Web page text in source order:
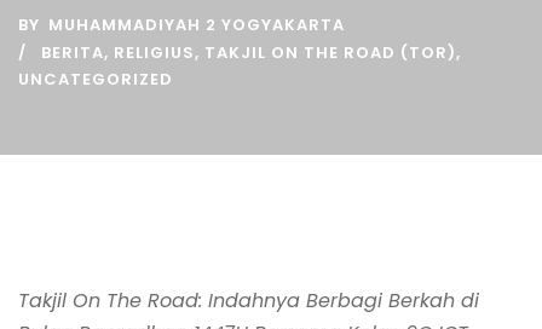
BY MUHAMMADIYAH 2 YOGYAKARTA
BERITA, RELIGIUS, TAKJIL ON THE ROAD (TOR),
UNCATEGORIZED
Takjil On The Road: Indahnya Berbagi Berkah di